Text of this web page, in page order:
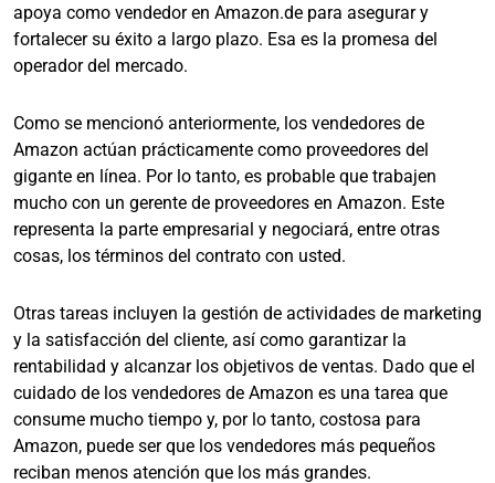
apoya como vendedor en Amazon.de para asegurar y
fortalecer su éxito a largo plazo. Esa es la promesa del
operador del mercado.
Como se mencionó anteriormente, los vendedores de
Amazon actúan prácticamente como proveedores del
gigante en línea. Por lo tanto, es probable que trabajen
mucho con un gerente de proveedores en Amazon. Este
representa la parte empresarial y negociará, entre otras
cosas, los términos del contrato con usted.
Otras tareas incluyen la gestión de actividades de marketing
y la satisfacción del cliente, así como garantizar la
rentabilidad y alcanzar los objetivos de ventas. Dado que el
cuidado de los vendedores de Amazon es una tarea que
consume mucho tiempo y, por lo tanto, costosa para
Amazon, puede ser que los vendedores más pequeños
reciban menos atención que los más grandes.